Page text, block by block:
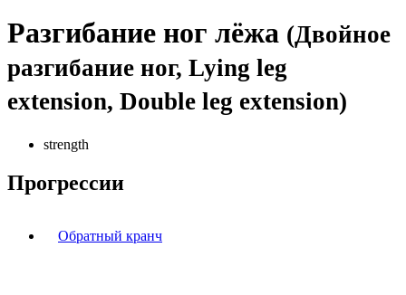
Разгибание ног лёжа (Двойное
разгибание ног, Lying leg
extension, Double leg extension)
strength
Прогрессии
Обратный кранч